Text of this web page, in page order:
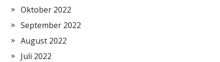
Oktober 2022
September 2022
August 2022
Juli 2022